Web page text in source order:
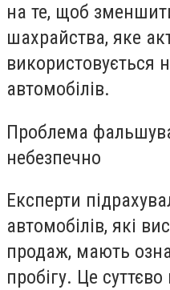
на те, щоб
шахрайства, яке
використовується
автомобілів.
Проблема
небезпечно
Експерти
автомобілів, які
продаж, мають
пробігу. Це